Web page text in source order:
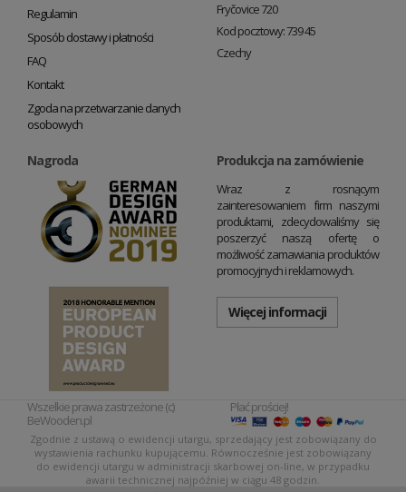
Regulamin
Sposób dostawy i płatności
FAQ
Kontakt
Zgoda na przetwarzanie danych
osobowych
Fryčovice 720
Kod pocztowy: 739 45
Czechy
Nagroda Produkcja na zamówienie
Wraz z rosnącym
zainteresowaniem firm naszymi
produktami, zdecydowaliśmy się
poszerzyć naszą ofertę o
możliwość zamawiania produktów
promocyjnych i reklamowych.
Więcej informacji
Wszelkie prawa zastrzeżone (c)
BeWooden.pl
Płać prościej!
Zgodnie z ustawą o ewidencji utargu, sprzedający jest zobowiązany do
wystawienia rachunku kupującemu. Równocześnie jest zobowiązany
do ewidencji utargu w administracji skarbowej on-line, w przypadku
awarii technicznej najpóźniej w ciągu 48 godzin.